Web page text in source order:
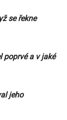
se řekne
a v jaké